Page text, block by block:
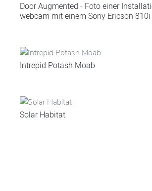
Door Augmented - Foto einer
webcam mit einem Sony Ericson 810i
Intrepid Potash Moab
Solar Habitat